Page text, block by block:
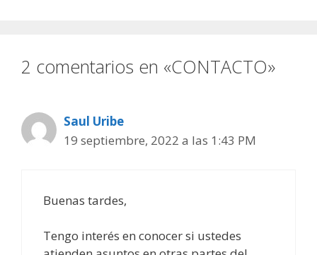
2 comentarios en «CONTACTO»
Saul Uribe
19 septiembre, 2022 a las 1:43 PM
Buenas tardes,
Tengo interés en conocer si ustedes